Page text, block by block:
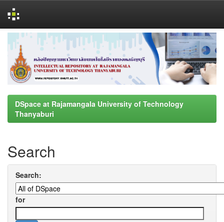
navigation
DSpace at Rajamangala University of Technology
Thanyaburi
Search
Search:
for